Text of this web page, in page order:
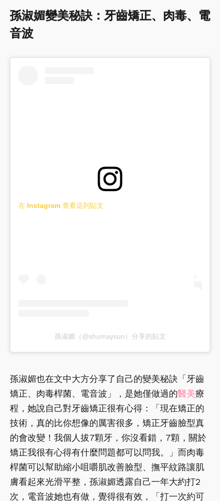
孫淑媚變美秘訣：牙齒矯正、肉毒、電
音波
在 Instagram 查看這則貼文
孫淑媚（@shumaysun）分享的貼文
孫淑媚也在文中大方分享了自己的變美秘訣「牙齒
矯正、肉毒桿菌、電音波」，是她僅做過的醫美療
程，她說自己對牙齒矯正很有心得：「現在矯正的
技術，真的比你想像的厲害很多，矯正牙齒臉型真
的會改變！我個人拔7顆牙，你沒看錯，7顆，關於
矯正我很有心得有什麼問題都可以問我。」而肉毒
桿菌可以幫助縮小咀嚼肌改善臉型、撫平紋路讓肌
膚看起來光滑平整，孫淑媚透露自己一年大約打2
次，電音波她也有做，覺得很有效，「打一次約可